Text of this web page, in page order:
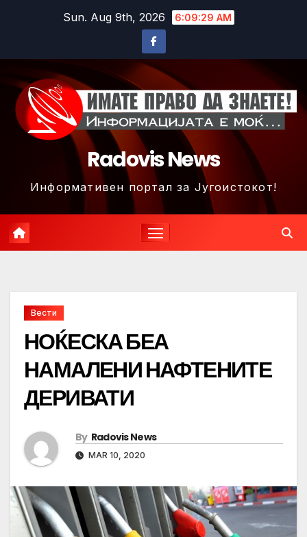
Sun. Aug 9th, 2026 6:09:32 AM
Radovis News
Информативен портал за Југоистокот!
Вести
НОЌЕСКА БЕА
НАМАЛЕНИ НАФТЕНИТЕ
ДЕРИВАТИ
By Radovis News
MAR 10, 2020